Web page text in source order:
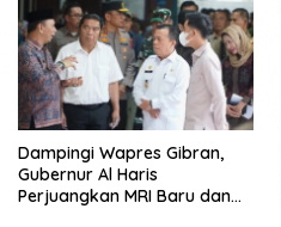
Dampingi Wapres Gibran,
Gubernur Al Haris
Perjuangkan MRI Baru dan